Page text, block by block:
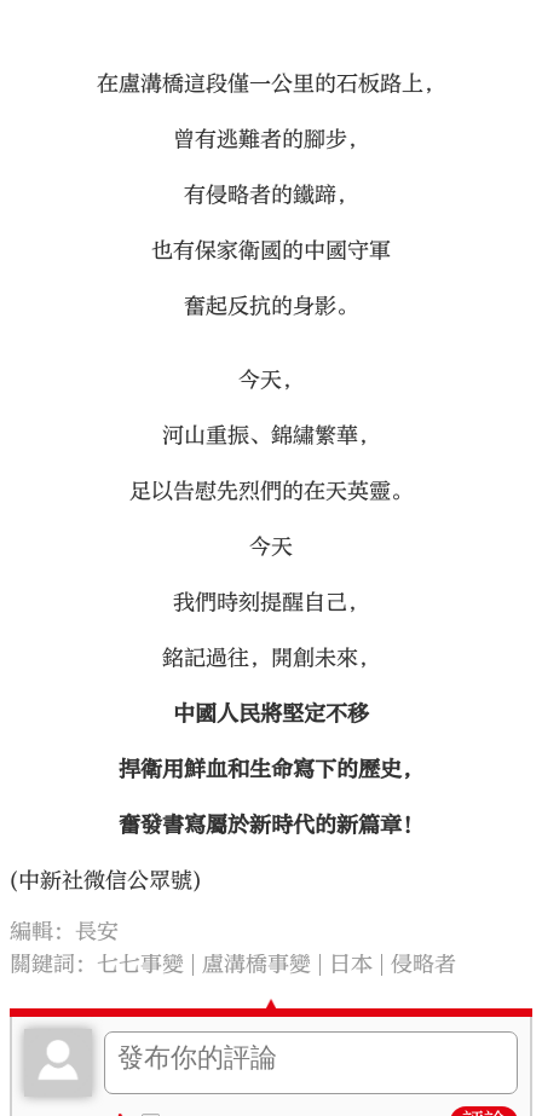
在盧溝橋這段僅一公里的石板路上，
曾有逃難者的腳步，
有侵略者的鐵蹄，
也有保家衛國的中國守軍
奮起反抗的身影。
今天，
河山重振、錦繡繁華，
足以告慰先烈們的在天英靈。
今天
我們時刻提醒自己，
銘記過往，開創未來，
中國人民將堅定不移
捍衛用鮮血和生命寫下的歷史，
奮發書寫屬於新時代的新篇章！
(中新社微信公眾號)
編輯：長安
關鍵詞： 七七事變 盧溝橋事變 日本 侵略者